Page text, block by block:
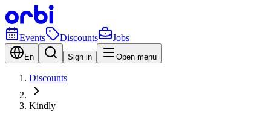
Events Discounts Jobs
En Sign in Open menu
Discounts
Kindly